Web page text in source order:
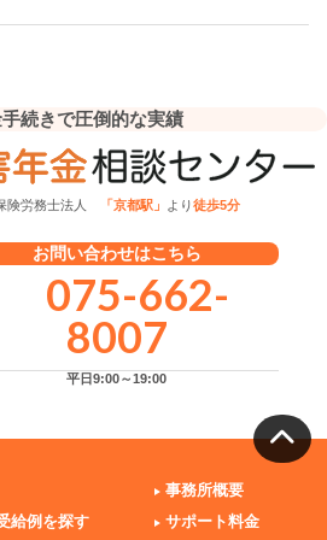
続きで圧倒的な実績
険労務士法人 「京都駅」 より徒歩5分
お問い合わせはこちら
075-662-
8007
平日9:00～19:00
給例を探す
事務所概要
サポート料金